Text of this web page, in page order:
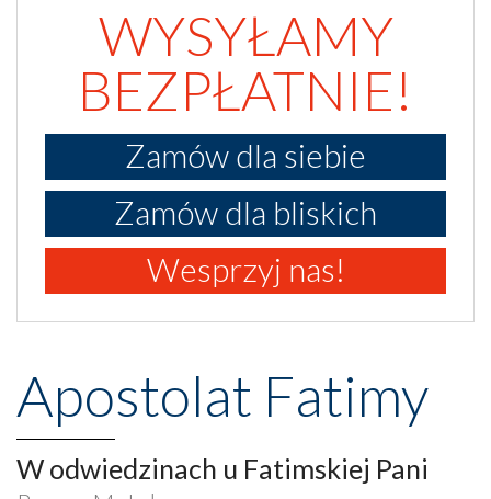
WYSYŁAMY
BEZPŁATNIE!
Zamów dla siebie
Zamów dla bliskich
Wesprzyj nas!
Apostolat Fatimy
W odwiedzinach u Fatimskiej Pani